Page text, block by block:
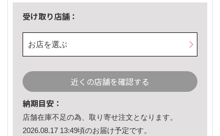
受け取り店舗：
お店を選ぶ
近くの店舗を確認する
納期目安：
店舗在庫不足の為、取り寄せ注文となります。
2026.08.17 13:49頃のお届け予定です。